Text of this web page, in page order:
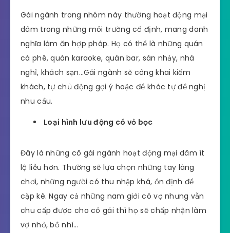
Gái ngành trong nhóm này thường hoạt động mại
dâm trong những môi trường cố định, mang danh
nghĩa làm ăn hợp pháp. Họ có thể là những quán
cà phê, quán karaoke, quán bar, sàn nhảy, nhà
nghỉ, khách sạn…Gái ngành sẽ công khai kiếm
khách, tự chủ động gợi ý hoặc để khác tự đề nghị
nhu cầu.
Loại hình lưu động có vỏ bọc
Đây là những cô gái ngành hoạt động mại dâm ít
lộ liễu hơn. Thường sẽ lựa chọn những tay làng
chơi, những người có thu nhập khá, ổn định để
cặp kè. Ngay cả những nam giới có vợ nhưng vẫn
chu cấp được cho cô gái thì họ sẽ chấp nhận làm
vợ nhỏ, bồ nhí…